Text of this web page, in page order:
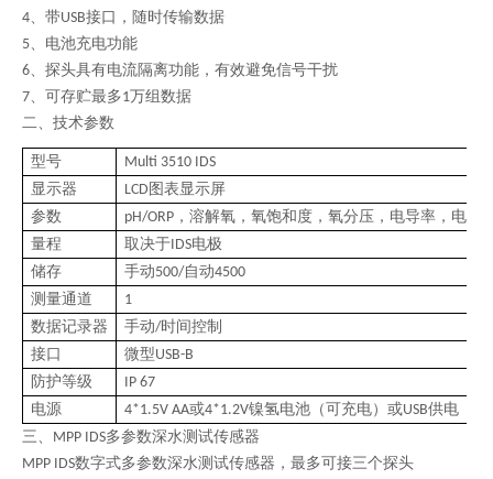
4 、带USB接口，随时传输数据
5 、电池充电功能
6 、探头具有电流隔离功能，有效避免信号干扰
7 、可存贮最多1万组数据
二、技术参数
型号 Multi 3510 IDS
显示器
LCD 图表显示屏
参数
pH/ORP ，溶解氧，氧饱和度，氧分压，电导率，电阻
量程
取决于 IDS电极
储存
手动500/自动4500
测量通道
1
数据记录器
手动/时间控制
接口
微型USB-B
防护等级
IP 67
电源
4*1.5V AA或4*1.2V镍氢电池（可充电）或USB供电
三、
MPP IDS多参数深水测试传感器
MPP IDS数字式多参数深水测试传感器，最多可接三个探头